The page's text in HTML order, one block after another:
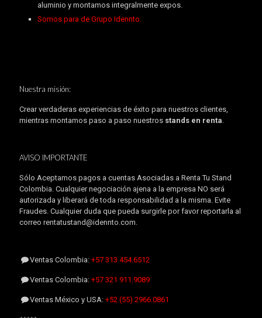
aluminio y montamos integralmente expos.
Somos para de Grupo Idennto.
Nuestra misión:
Crear verdaderas experiencias de éxito para nuestros clientes,
mientras montamos paso a paso nuestros stands en renta.
AVISO IMPORTANTE
Sólo Aceptamos pagos a cuentas Asociadas a Renta Tu Stand
Colombia. Cualquier negociación ajena a la empresa NO será
autorizada y liberará de toda responsabilidad a la misma. Evite
Fraudes. Cualquier duda que pueda surgirle por favor reportarla al
correo rentatustand@idennto.com.
Ventas Colombia:+57 313 454.6512
Ventas Colombia:+57 321 911.9089
Ventas México y USA:+52 (55) 2966.0861